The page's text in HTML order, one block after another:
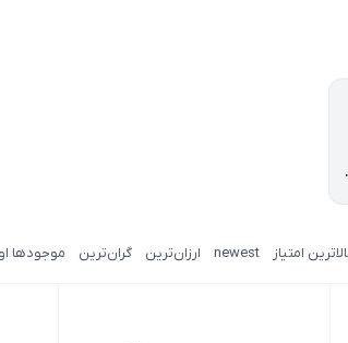
امتیاز newest ارزان‌ترین گران‌ترین موجودها